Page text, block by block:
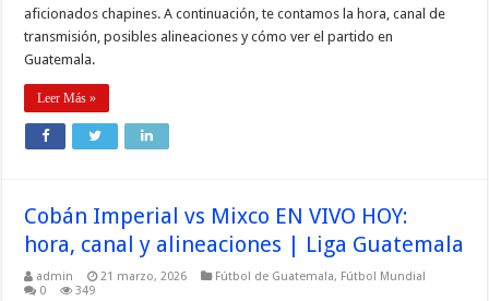
aficionados chapines. A continuación, te contamos la hora, canal de
transmisión, posibles alineaciones y cómo ver el partido en
Guatemala.
Leer Más »
Cobán Imperial vs Mixco EN VIVO HOY:
hora, canal y alineaciones | Liga Guatemala
admin 21 marzo, 2026 Fútbol de Guatemala, Fútbol Mundial
0
349